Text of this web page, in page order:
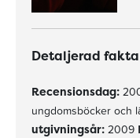
Detaljerad fakta
Recensionsdag:
ungdomsböcker och
utgivningsår: 2009